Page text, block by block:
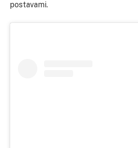
postavami.